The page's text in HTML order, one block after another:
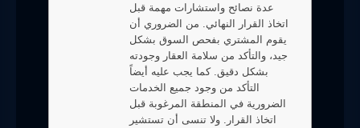
عدة نصائح واستشارات مهمة قبل
اتخاذ القرار النهائي. من الضروري أن
يقوم المشتري بفحص السوق بشكل
جيد، والتأكد من سلامة العقار وجودته
بشكل دقيق. كما يجب عليه أيضاً
التأكد من وجود جميع الخدمات
الضرورية في المنطقة المرغوبة قبل
اتخاذ القرار. ولا تنسى أن تستشير